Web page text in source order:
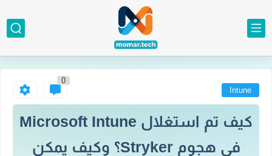
Intune
0
كيف تم استغلال Microsoft Intune
في هجوم Stryker؟ وكيف يمكن